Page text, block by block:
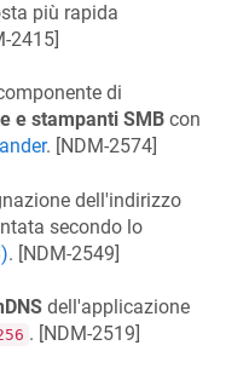
più rapida
2415]
di
e stampanti SMB con
. [NDM-2574]
dell'indirizzo
secondo lo
. [NDM-2549]
dell'applicazione
. [NDM-2519]